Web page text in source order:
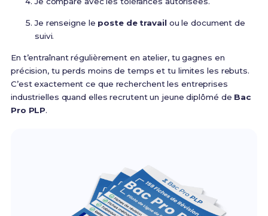
Je renseigne le poste de travailou le document de
suivi.
En t’entraînant régulièrement en atelier, tu gagnes en
précision, tu perds moins de temps et tu limites les rebuts.
C’est exactement ce que recherchent les entreprises
industrielles quand elles recrutent un jeune diplômé de Bac
Pro PLP.